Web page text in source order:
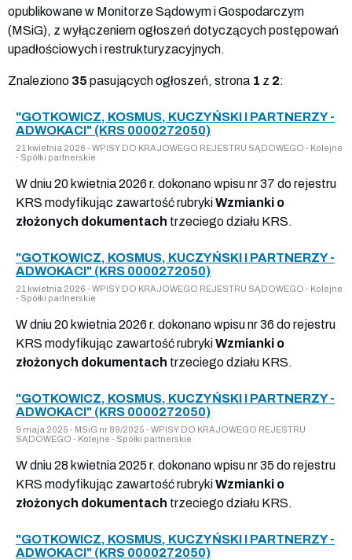
opublikowane w Monitorze Sądowym i Gospodarczym
(MSiG), z wyłączeniem ogłoszeń dotyczących postępowań
upadłościowych i restrukturyzacyjnych.
Znaleziono 35 pasujących ogłoszeń, strona 1 z 2:
"GOTKOWICZ, KOSMUS, KUCZYŃSKI I PARTNERZY -
ADWOKACI" (KRS 0000272050)
21 kwietnia 2026 - WPISY DO KRAJOWEGO REJESTRU SĄDOWEGO - Kolejne
- Spółki partnerskie
W dniu 20 kwietnia 2026 r. dokonano wpisu nr 37 do rejestru
KRS modyfikując zawartość rubrykiWzmianki o
złożonych dokumentach trzeciego działu KRS.
"GOTKOWICZ, KOSMUS, KUCZYŃSKI I PARTNERZY -
ADWOKACI" (KRS 0000272050)
21 kwietnia 2026 - WPISY DO KRAJOWEGO REJESTRU SĄDOWEGO - Kolejne
- Spółki partnerskie
W dniu 20 kwietnia 2026 r. dokonano wpisu nr 36 do rejestru
KRS modyfikując zawartość rubrykiWzmianki o
złożonych dokumentach trzeciego działu KRS.
"GOTKOWICZ, KOSMUS, KUCZYŃSKI I PARTNERZY -
ADWOKACI" (KRS 0000272050)
9 maja 2025 - MSiG nr 89/2025 - WPISY DO KRAJOWEGO REJESTRU
SĄDOWEGO - Kolejne - Spółki partnerskie
W dniu 28 kwietnia 2025 r. dokonano wpisu nr 35 do rejestru
KRS modyfikując zawartość rubrykiWzmianki o
złożonych dokumentach trzeciego działu KRS.
"GOTKOWICZ, KOSMUS, KUCZYŃSKI I PARTNERZY -
ADWOKACI" (KRS 0000272050)